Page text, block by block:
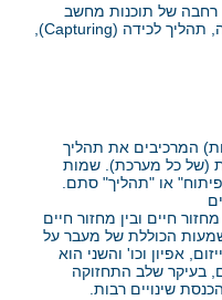
רחבה של תוכנות מחשב
תהליך לכידה (Capturing
),
המרכיבים את תהליך
(של כל מערכת). שמות
או "תהליך" סתם.
חיים ובין מחזור חיים
הכוללת של מעבר על
אפיון וכו' והשני הוא
בעיקר שלב התחזוקה
שינויים רבות.